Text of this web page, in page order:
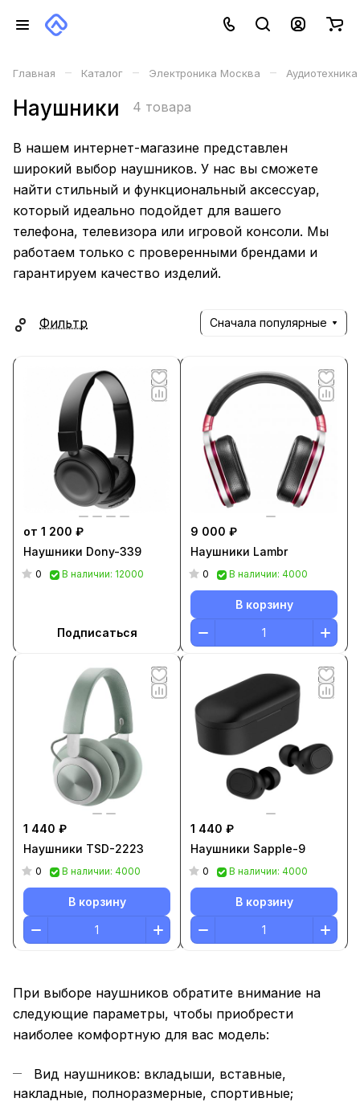
Главная – Каталог – Электроника Москва – Аудиотехника
Наушники 4 товара
В нашем интернет-магазине представлен
широкий выбор наушников. У нас вы сможете
найти стильный и функциональный аксессуар,
который идеально подойдет для вашего
телефона, телевизора или игровой консоли. Мы
работаем только с проверенными брендами и
гарантируем качество изделий.
Фильтр Сначала популярные
от 1 200 ₽
Наушники Dony-339
0 В наличии: 12000
Подписаться
9 000 ₽
Наушники Lambr
0 В наличии: 4000
В корзину
1 440 ₽
Наушники TSD-2223
0 В наличии: 4000
В корзину
1 440 ₽
Наушники Sapple-9
0 В наличии: 4000
В корзину
При выборе наушников обратите внимание на
следующие параметры, чтобы приобрести
наиболее комфортную для вас модель:
Вид наушников: вкладыши, вставные,
накладные, полноразмерные, спортивные;